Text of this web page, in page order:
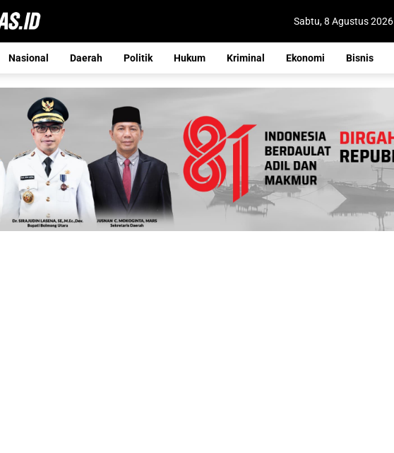
Sabtu, 8 Agustus 2026
Nasional Daerah Politik Hukum Kriminal Ekonomi Bisnis